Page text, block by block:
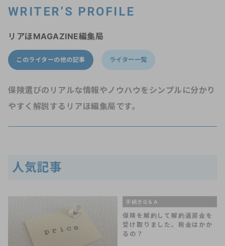
WRITER’S PROFILE
リアほMAGAZINE編集局
このライターの他の記事 ライター一覧
保険選びのリアルな情報やノウハウをシンプルに分かり
やすく解説するリアほ編集局です。
人気記事
手続きQ＆A
保険を解約して解約返戻金を
受け取りました。税金はかか
るの？